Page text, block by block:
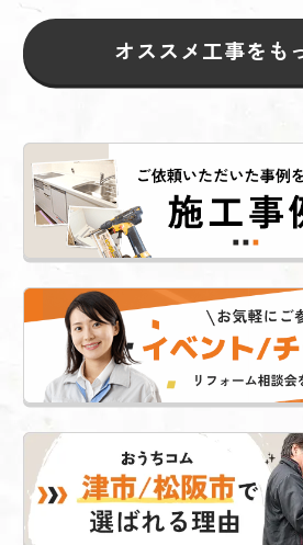
オススメ工事をも